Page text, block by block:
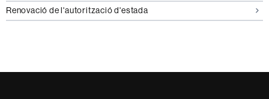
Renovació de l'autorització d'estada